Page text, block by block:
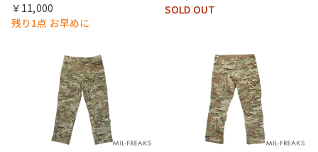
￥11,000
残り1点 お早めに
SOLD OUT